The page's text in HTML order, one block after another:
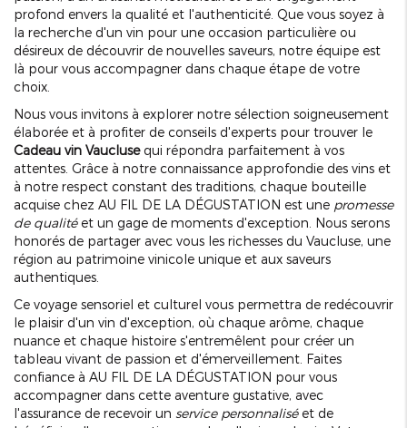
profond envers la qualité et l'authenticité. Que vous soyez à
la recherche d'un vin pour une occasion particulière ou
désireux de découvrir de nouvelles saveurs, notre équipe est
là pour vous accompagner dans chaque étape de votre
choix.
Nous vous invitons à explorer notre sélection soigneusement
élaborée et à profiter de conseils d'experts pour trouver le
Cadeau vin Vauclusequi répondra parfaitement à vos
attentes. Grâce à notre connaissance approfondie des vins et
à notre respect constant des traditions, chaque bouteille
acquise chez AU FIL DE LA DÉGUSTATION est une promesse
de qualitéet un gage de moments d'exception. Nous serons
honorés de partager avec vous les richesses du Vaucluse, une
région au patrimoine vinicole unique et aux saveurs
authentiques.
Ce voyage sensoriel et culturel vous permettra de redécouvrir
le plaisir d'un vin d'exception, où chaque arôme, chaque
nuance et chaque histoire s'entremêlent pour créer un
tableau vivant de passion et d'émerveillement. Faites
confiance à AU FIL DE LA DÉGUSTATION pour vous
accompagner dans cette aventure gustative, avec
l'assurance de recevoir un service personnaliséet de